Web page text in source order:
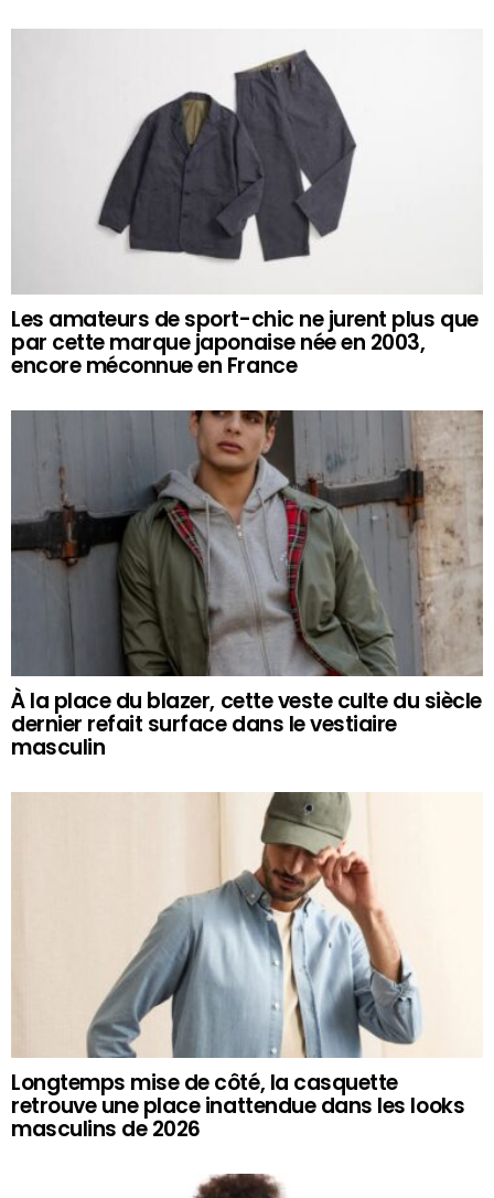
Les amateurs de sport-chic ne jurent plus que
par cette marque japonaise née en 2003,
encore méconnue en France
À la place du blazer, cette veste culte du siècle
dernier refait surface dans le vestiaire
masculin
Longtemps mise de côté, la casquette
retrouve une place inattendue dans les looks
masculins de 2026